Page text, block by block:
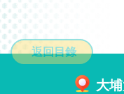
大